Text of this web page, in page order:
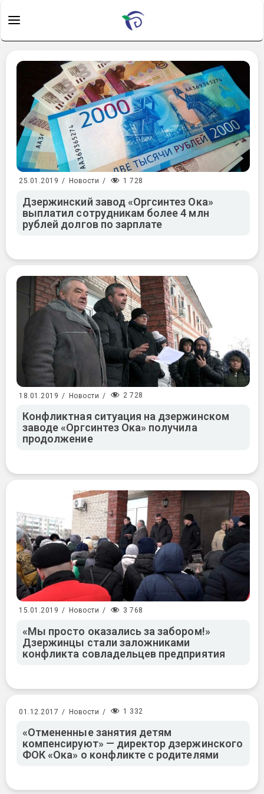
25.01.2019 / Новости / 1 728
Дзержинский завод «Оргсинтез Ока»
выплатил сотрудникам более 4 млн
рублей долгов по зарплате
18.01.2019 / Новости / 2 728
Конфликтная ситуация на дзержинском
заводе «Оргсинтез Ока» получила
продолжение
15.01.2019 / Новости / 3 768
«Мы просто оказались за забором!»
Дзержинцы стали заложниками
конфликта совладельцев предприятия
01.12.2017 / Новости / 1 332
«Отмененные занятия детям
компенсируют» — директор дзержинского
ФОК «Ока» о конфликте с родителями